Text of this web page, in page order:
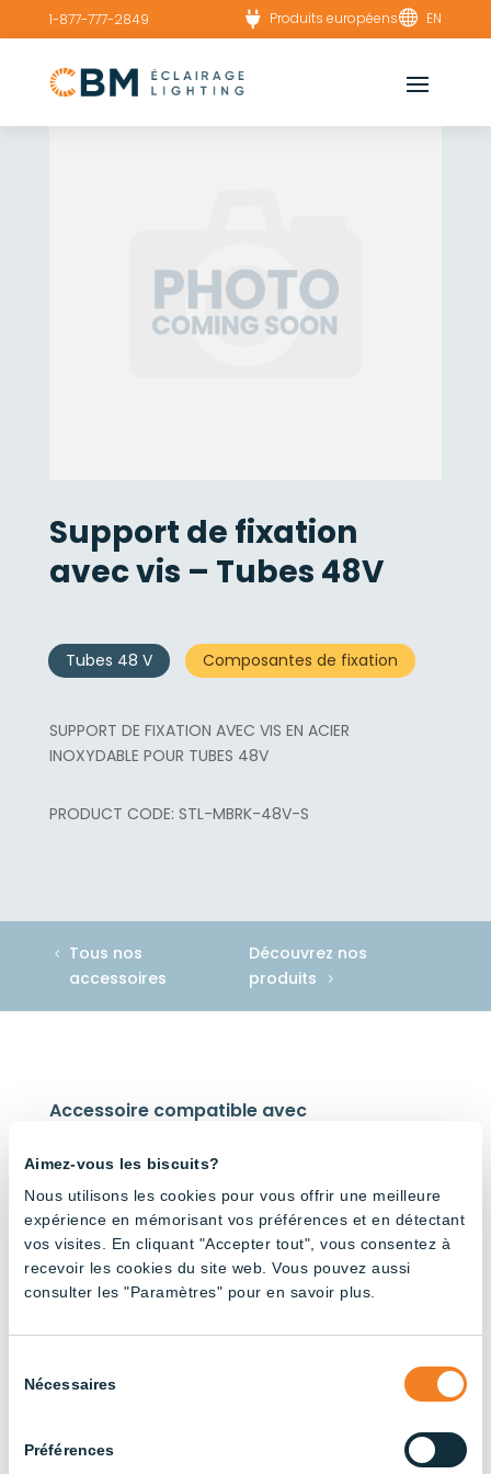
Aimez-vous les biscuits?
Nous utilisons les cookies pour vous offrir une meilleure
expérience en mémorisant vos préférences et en détectant
vos visites. En cliquant "Accepter tout", vous consentez à
recevoir les cookies du site web. Vous pouvez aussi
consulter les "Paramètres" pour en savoir plus.
duNécessaires
Préférences
1-877-777-2849  Produits européens EN
Support de fixation
avec vis – Tubes 48V
Tubes 48 V Composantes de fixation
SUPPORT DE FIXATION AVEC VIS EN ACIER
INOXYDABLE POUR TUBES 48V
STL-MBRK-48V-S
Tous nos
accessoires
Découvrez nos
produits
Accessoire compatible avec
Tube
48V –
Tube
48V –
et blanc